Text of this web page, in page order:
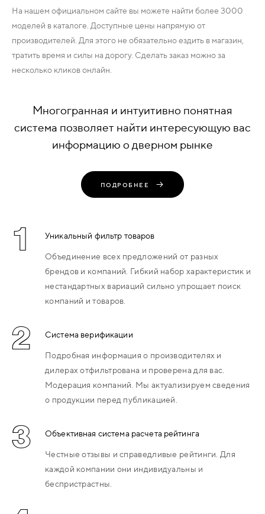
На нашем официальном сайте вы можете найти более 3000
моделей в каталоге. Доступные цены напрямую от
производителей. Для этого не обязательно ездить в магазин,
тратить время и силы на дорогу. Сделать заказ можно за
несколько кликов онлайн.
Многогранная и интуитивно понятная
система позволяет найти интересующую вас
информацию о дверном рынке
ПОДРОБНЕЕ
1 Уникальный фильтр товаров
Объединение всех предложений от разных
брендов и компаний. Гибкий набор характеристик и
нестандартных вариаций сильно упрощает поиск
компаний и товаров.
2 Система верификации
Подробная информация о производителях и
дилерах отфильтрована и проверена для вас.
Модерация компаний. Мы актуализируем сведения
о продукции перед публикацией.
3 Объективная система расчета рейтинга
Честные отзывы и справедливые рейтинги. Для
каждой компании они индивидуальны и
беспристрастны.